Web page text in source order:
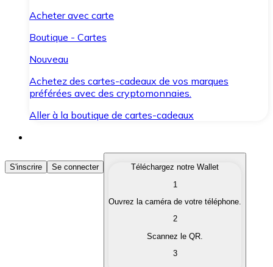
Acheter avec carte
Boutique - Cartes
Nouveau
Achetez des cartes-cadeaux de vos marques
préférées avec des cryptomonnaies.
Aller à la boutique de cartes-cadeaux
Acheter des Cryptomonnaies
Achetez les cryptomonnaies qui vous intéressent
Convertissez vos cryptomonnaies en monnaie
S'inscrire Se connecter
Téléchargez notre Wallet
1
Ouvrez la caméra de votre téléphone.
2
Scannez le QR.
3